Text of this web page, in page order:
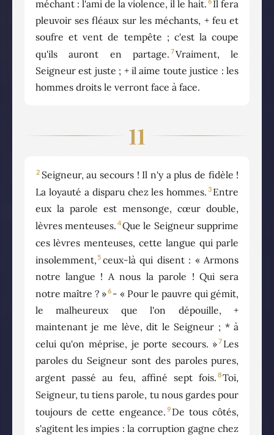
méchant : l'ami de la violence, il le hait. Il fera
pleuvoir ses fléaux sur les méchants, + feu et
soufre et vent de tempête ; c'est la coupe
qu'ils auront en partage. 7Vraiment, le
Seigneur est juste ; + il aime toute justice : les
hommes droits le verront face à face.
11
2 Seigneur, au secours ! Il n'y a plus de fidèle !
La loyauté a disparu chez les hommes. 3 Entre
eux la parole est mensonge, cœur double,
lèvres menteuses. 4Que le Seigneur supprime
ces lèvres menteuses, cette langue qui parle
insolemment,5 ceux-là qui disent : « Armons
notre langue ! A nous la parole ! Qui sera
notre maître ? »6 - « Pour le pauvre qui gémit,
le malheureux que l'on dépouille, +
maintenant je me lève, dit le Seigneur ; * à
celui qu'on méprise, je porte secours. »7 Les
paroles du Seigneur sont des paroles pures,
argent passé au feu, affiné sept fois. 8Toi,
Seigneur, tu tiens parole, tu nous gardes pour
toujours de cette engeance. 9 De tous côtés,
s'agitent les impies : la corruption gagne chez